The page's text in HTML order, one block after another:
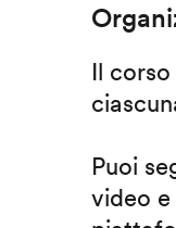
Il
Puoi
video e